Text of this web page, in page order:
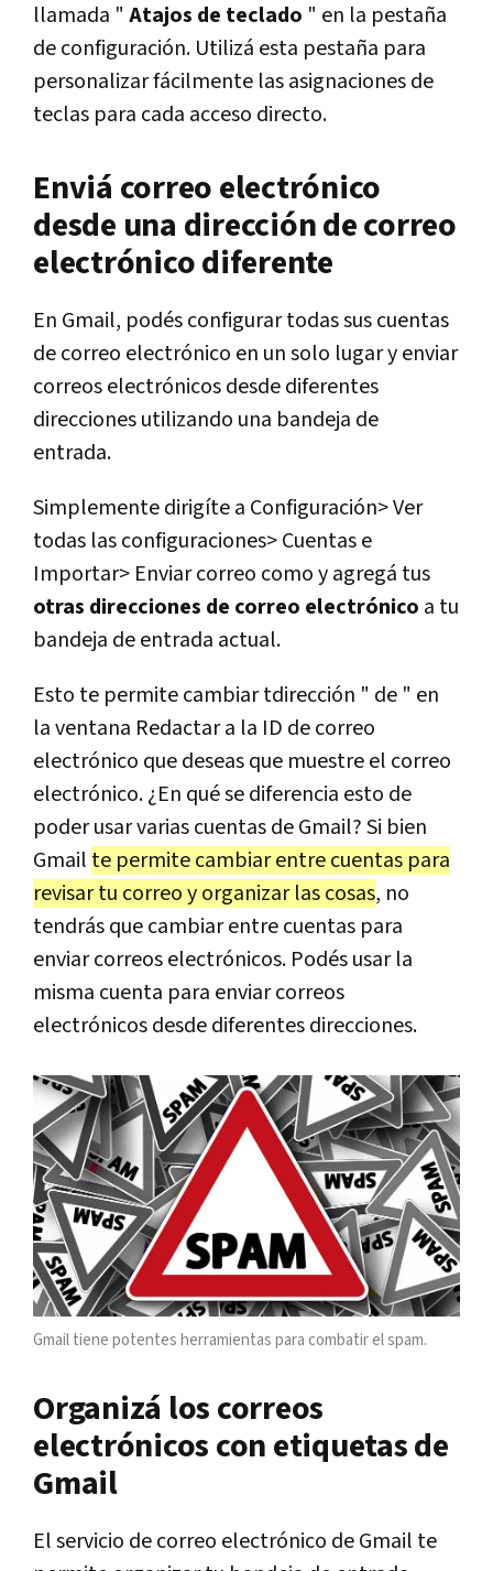
llamada " Atajos de teclado " en la pestaña
de configuración. Utilizá esta pestaña para
personalizar fácilmente las asignaciones de
teclas para cada acceso directo.
Enviá correo electrónico
desde una dirección de correo
electrónico diferente
En Gmail, podés configurar todas sus cuentas
de correo electrónico en un solo lugar y enviar
correos electrónicos desde diferentes
direcciones utilizando una bandeja de
entrada.
Simplemente dirigíte a Configuración> Ver
todas las configuraciones> Cuentas e
Importar> Enviar correo como y agregá tus
otras direcciones de correo electrónico a tu
bandeja de entrada actual.
Esto te permite cambiar tdirección " de " en
la ventana Redactar a la ID de correo
electrónico que deseas que muestre el correo
electrónico. ¿En qué se diferencia esto de
poder usar varias cuentas de Gmail? Si bien
Gmail te permite cambiar entre cuentas para
revisar tu correo y organizar las cosas, no
tendrás que cambiar entre cuentas para
enviar correos electrónicos. Podés usar la
misma cuenta para enviar correos
electrónicos desde diferentes direcciones.
Gmail tiene potentes herramientas para combatir el spam.
Organizá los correos
electrónicos con etiquetas de
Gmail
El servicio de correo electrónico de Gmail te